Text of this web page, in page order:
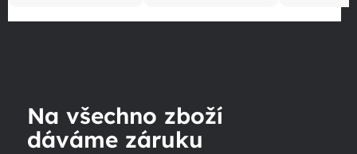
Na všechno zboží
dáváme záruku